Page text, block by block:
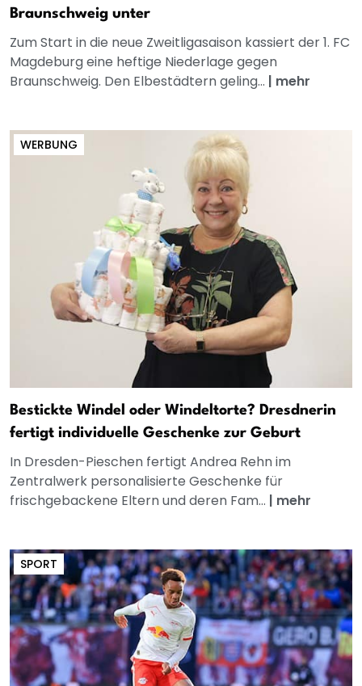
Braunschweig unter
Zum Start in die neue Zweitligasaison kassiert der 1. FC
Magdeburg eine heftige Niederlage gegen
Braunschweig. Den Elbestädtern geling... | mehr
WERBUNG
Bestickte Windel oder Windeltorte? Dresdnerin
fertigt individuelle Geschenke zur Geburt
In Dresden-Pieschen fertigt Andrea Rehn im
Zentralwerk personalisierte Geschenke für
frischgebackene Eltern und deren Fam... | mehr
SPORT